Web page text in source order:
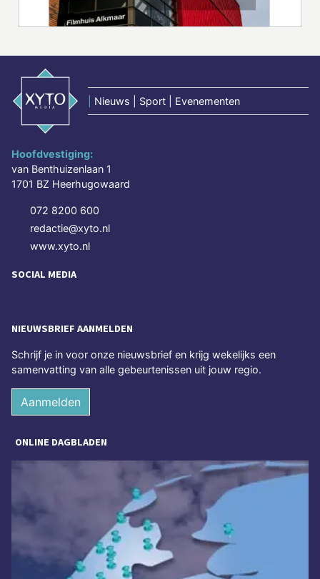
Nieuws | Sport | Evenementen
Hoofdvestiging:
van Benthuizenlaan 1
1701 BZ Heerhugowaard
072 8200 600
redactie@xyto.nl
www.xyto.nl
SOCIAL MEDIA
NIEUWSBRIEF AANMELDEN
Schrijf je in voor onze nieuwsbrief en krijg wekelijks een
samenvatting van alle gebeurtenissen uit jouw regio.
Aanmelden
ONLINE DAGBLADEN